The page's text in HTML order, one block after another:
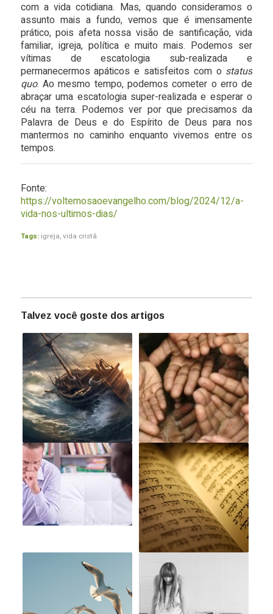
com a vida cotidiana. Mas, quando consideramos o
assunto mais a fundo, vemos que é imensamente
prático, pois afeta nossa visão de santificação, vida
familiar, igreja, política e muito mais. Podemos ser
vítimas de escatologia sub-realizada e
permanecermos apáticos e satisfeitos com o status
quo. Ao mesmo tempo, podemos cometer o erro de
abraçar uma escatologia super-realizada e esperar o
céu na terra. Podemos ver por que precisamos da
Palavra de Deus e do Espírito de Deus para nos
mantermos no caminho enquanto vivemos entre os
tempos.
Fonte:
https://voltemosaoevangelho.com/blog/2024/12/a-
vida-nos-ultimos-dias/
Tags: igreja,vida cristã
Talvez você goste dos artigos